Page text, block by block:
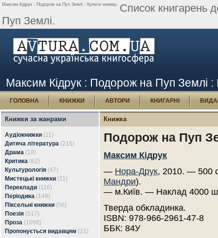
Максим Кідрук : Подорож на Пуп Землі : Купити книжку. Список книгарень
Пуп Землі.
Максим Кідрук : Подорож на Пуп Землі :
ГОЛОВНА КНИЖКИ АВТОРИ КНИГАРНІ
Книжки за жанрами
Аудіокнижки (11)
Дитяча література (215)
Драма (18)
Критика (62)
Культурологія (47)
Мистецькі книжки (11)
Переклади (116)
Періодика (149)
Піксельні книжки (56)
Поезія (517)
Проза (1098)
Пропонується видавцям (21)
Книжка
Подорож на Пуп
Максим Кідрук
— Нора-Друк, 2010. — 500
Мандри).
— м.Київ. — Наклад 4000
Тверда обкладинка.
ISBN: 978-966-2961-47-8
ББК: 84У